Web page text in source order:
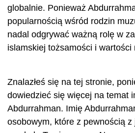
globalnie. Ponieważ
popularnością wśród rodzin
nadal odgrywać ważną rolę w
islamskiej tożsamości i wartości
Znalazłeś się na tej stronie,
dowiedzieć się więcej na temat
Abdurrahman. Imię
osobowym, które z pewnością z